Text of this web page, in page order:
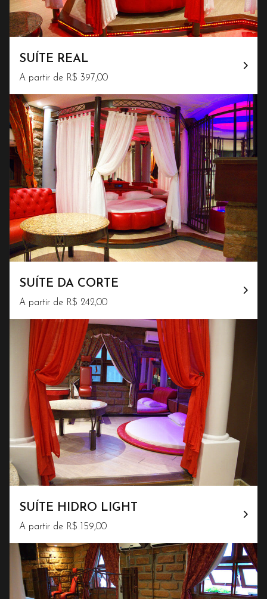
SUÍTE REAL
A partir de R$ 397,00
SUÍTE DA CORTE
A partir de R$ 242,00
SUÍTE HIDRO LIGHT
A partir de R$ 159,00